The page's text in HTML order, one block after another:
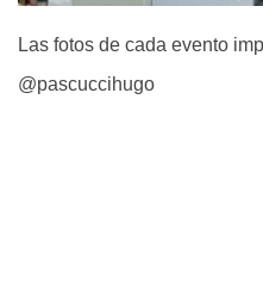
Las fotos de cada evento
@pascuccihugo